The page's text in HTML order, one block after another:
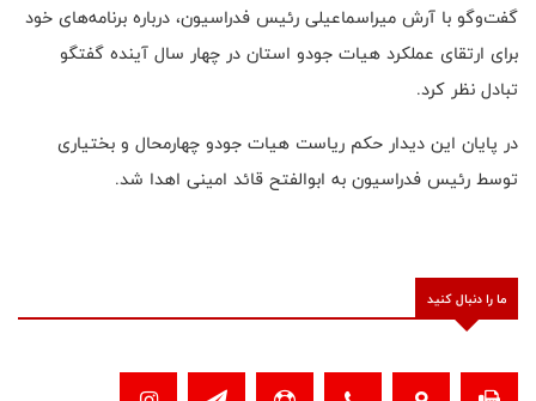
گفت‌وگو با آرش میراسماعیلی رئیس فدراسیون، درباره برنامه‌های خود
برای ارتقای عملکرد هیات جودو استان در چهار سال آینده گفتگو
تبادل نظر کرد.
در پایان این دیدار حکم ریاست هیات جودو چهارمحال و بختیاری
توسط رئیس فدراسیون به ابوالفتح قائد امینی اهدا شد.⁩
ما را دنبال کنید